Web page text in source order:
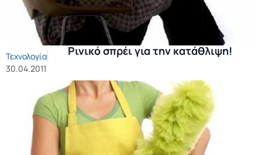
Τεχνολογία
30.04.2011
Ρινικό σπρέι για την κατάθλιψη!